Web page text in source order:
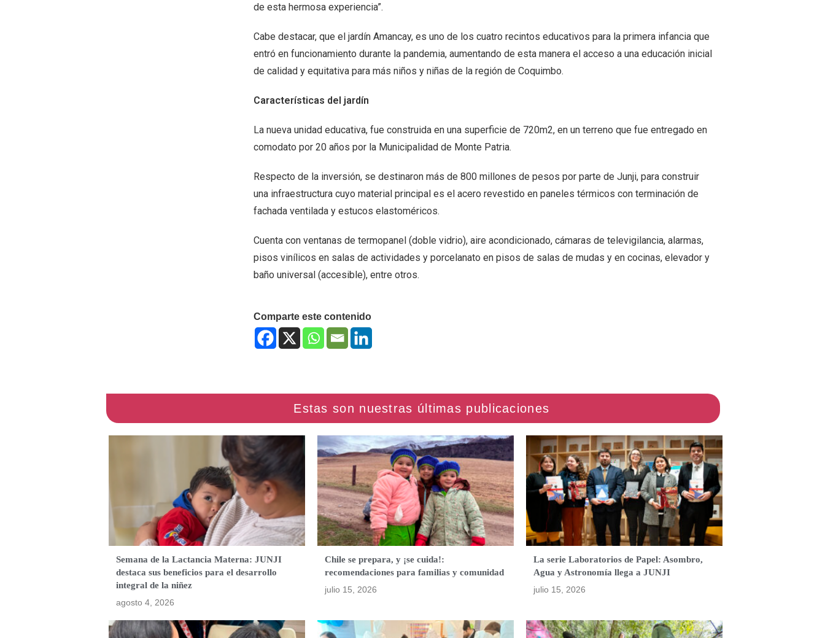
de esta hermosa experiencia”.
Cabe destacar, que el jardín Amancay, es uno de los cuatro recintos educativos para la primera infancia que
entró en funcionamiento durante la pandemia, aumentando de esta manera el acceso a una educación inicial
de calidad y equitativa para más niños y niñas de la región de Coquimbo.
Características del jardín
La nueva unidad educativa, fue construida en una superficie de 720m2, en un terreno que fue entregado en
comodato por 20 años por la Municipalidad de Monte Patria.
Respecto de la inversión, se destinaron más de 800 millones de pesos por parte de Junji, para construir
una infraestructura cuyo material principal es el acero revestido en paneles térmicos con terminación de
fachada ventilada y estucos elastoméricos.
Cuenta con ventanas de termopanel (doble vidrio), aire acondicionado, cámaras de televigilancia, alarmas,
pisos vinílicos en salas de actividades y porcelanato en pisos de salas de mudas y en cocinas, elevador y
baño universal (accesible), entre otros.
Comparte este contenido
Semana de la Lactancia Materna: JUNJI
destaca sus beneficios para el desarrollo
integral de la niñez
agosto 4, 2026
Chile se prepara, y ¡se cuida!:
recomendaciones para familias y comunidad
julio 15, 2026
La serie Laboratorios de Papel: Asombro,
Agua y Astronomía llega a JUNJI
julio 15, 2026